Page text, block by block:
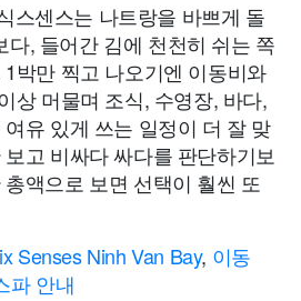
스센스는 나트랑을 바쁘게 돌
다, 들어간 김에 천천히 쉬는 쪽
박만 찍고 나오기엔 이동비와
상 머물며 조식, 수영장, 바다,
유 있게 쓰는 일정이 더 잘 맞
고 비싸다 싸다를 판단하기보
액으로 보면 선택이 훨씬 또
Senses Ninh Van Bay, 이동
파 안내